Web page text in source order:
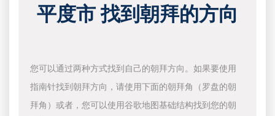
平度市 找到朝拜的方向
您可以通过两种方式找到自己的朝拜方向。如果要使用
指南针找到朝拜方向，请使用下面的朝拜角（罗盘的朝
拜角）或者，您可以使用谷歌地图基础结构找到您的朝